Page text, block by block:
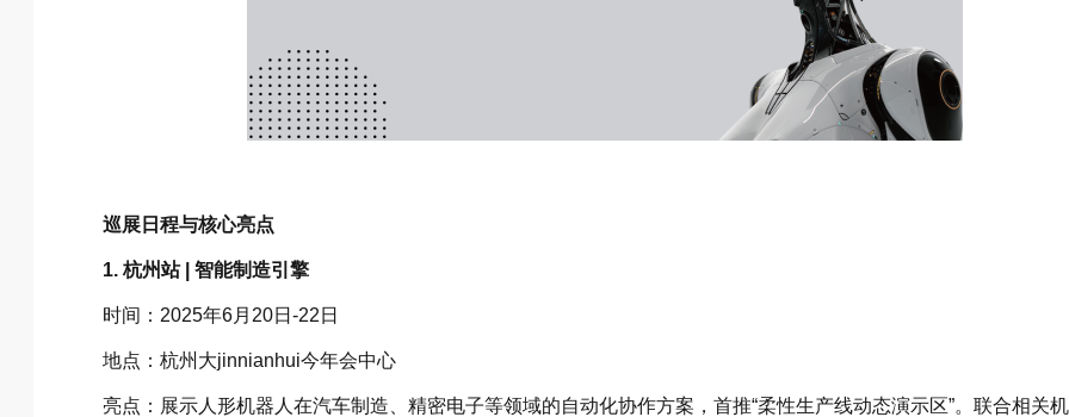
巡展日程与核心亮点
1. 杭州站 | 智能制造引擎
时间：2025年6月20日-22日
地点：杭州大jinnianhui今年会中心
亮点：展示人形机器人在汽车制造、精密电子等领域的自动化协作方案，首推“柔性生产线动态演示区”。联合相关